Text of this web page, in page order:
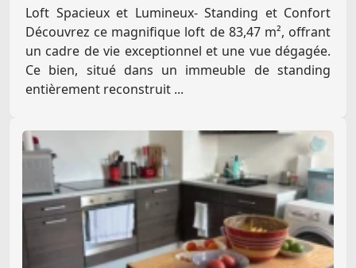
Loft Spacieux et Lumineux- Standing et Confort
Découvrez ce magnifique loft de 83,47 m², offrant
un cadre de vie exceptionnel et une vue dégagée.
Ce bien, situé dans un immeuble de standing
entièrement reconstruit ...